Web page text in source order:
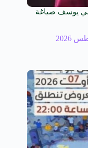
يوسف صياغة